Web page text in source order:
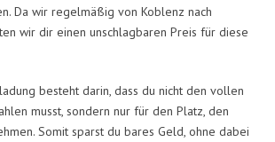
Da wir regelmäßig von Koblenz nach
wir dir einen unschlagbaren Preis für diese
besteht darin, dass du nicht den vollen
musst, sondern nur für den Platz, den
Somit sparst du bares Geld, ohne dabei